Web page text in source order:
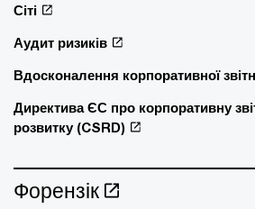
Сіті
Аудит ризиків
Вдосконалення корпоративної
Директива ЄС про корпоративну
розвитку (CSRD)
Форензік